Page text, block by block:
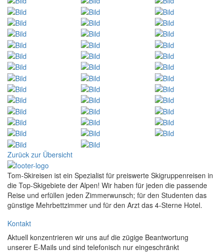
Zurück zur Übersicht
Tom-Skireisen ist ein Spezialist für preiswerte Skigruppenreisen in
die Top-Skigebiete der Alpen! Wir haben für jeden die passende
Reise und erfüllen jeden Zimmerwunsch; für den Studenten das
günstige Mehrbettzimmer und für den Arzt das 4-Sterne Hotel.
Kontakt
Aktuell konzentrieren wir uns auf die zügige Beantwortung
unserer E-Mails und sind telefonisch nur eingeschränkt